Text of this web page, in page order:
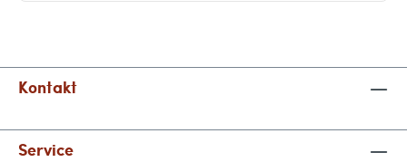
Kontakt
Service